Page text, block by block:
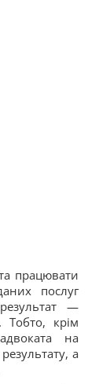
працювати
послуг
—
Тобто, крім
на
а